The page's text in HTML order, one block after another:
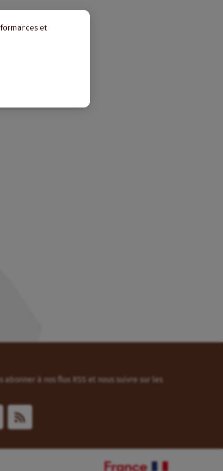
et
abonner à nos flux RSS et nous suivre sur les